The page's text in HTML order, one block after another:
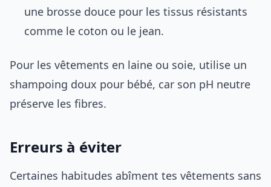
une brosse douce pour les tissus résistants
comme le coton ou le jean.
Pour les vêtements en laine ou soie, utilise un
shampoing doux pour bébé, car son pH neutre
préserve les fibres.
Erreurs à éviter
Certaines habitudes abîment tes vêtements sans